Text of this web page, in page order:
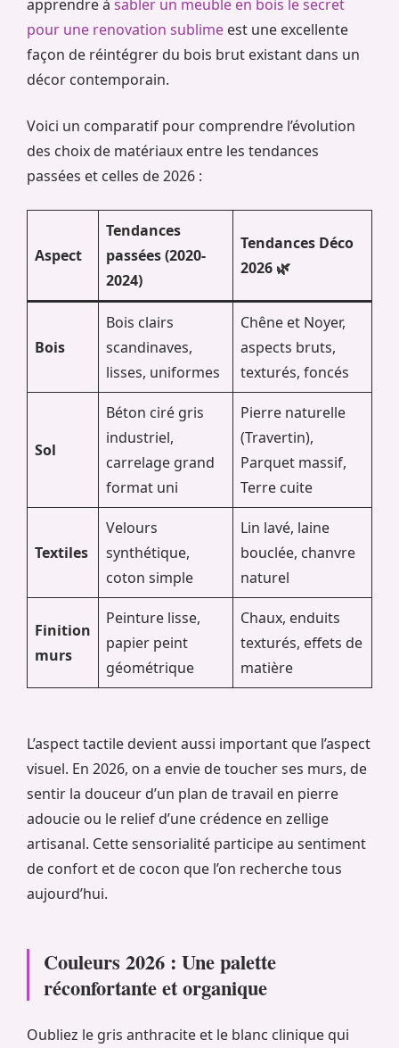
apprendre à sabler un meuble en bois le secret
pour une renovation sublime est une excellente
façon de réintégrer du bois brut existant dans un
décor contemporain.
Voici un comparatif pour comprendre l’évolution
des choix de matériaux entre les tendances
passées et celles de 2026 :
Aspect
Tendances
passées (2020-
2024)
Tendances Déco
2026 🌿
Bois
Bois clairs
scandinaves,
lisses, uniformes
Chêne et Noyer,
aspects bruts,
texturés, foncés
Sol
Béton ciré gris
industriel,
carrelage grand
format uni
Pierre naturelle
(Travertin),
Parquet massif,
Terre cuite
Textiles
Velours
synthétique,
coton simple
Lin lavé, laine
bouclée, chanvre
naturel
Finition
murs
Peinture lisse,
papier peint
géométrique
Chaux, enduits
texturés, effets de
matière
L’aspect tactile devient aussi important que l’aspect
visuel. En 2026, on a envie de toucher ses murs, de
sentir la douceur d’un plan de travail en pierre
adoucie ou le relief d’une crédence en zellige
artisanal. Cette sensorialité participe au sentiment
de confort et de cocon que l’on recherche tous
aujourd’hui.
Couleurs 2026 : Une palette
réconfortante et organique
Oubliez le gris anthracite et le blanc clinique qui